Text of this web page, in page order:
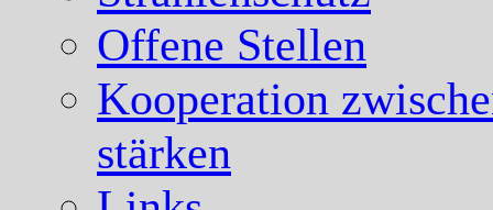
Offene Stellen
Kooperation
stärken